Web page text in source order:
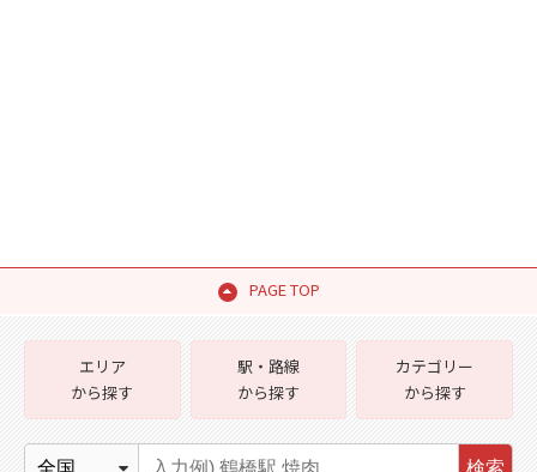
PAGE TOP
エリア
から探す
駅・路線
から探す
カテゴリー
から探す
検索